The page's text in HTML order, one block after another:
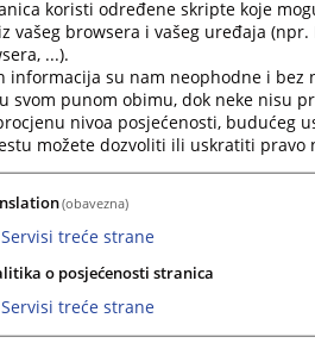
нема
нема упражњених позиција.
koristi određene skripte koje
vašeg browsera i vašeg uređaja
...).
informacija su nam neophodne i bez
svom punom obimu, dok neke nisu
nivoa posjećenosti, budućeg
možete dozvoliti ili uskratiti
(obavezna)
Servisi treće strane
o posjećenosti stranica
Servisi treće strane